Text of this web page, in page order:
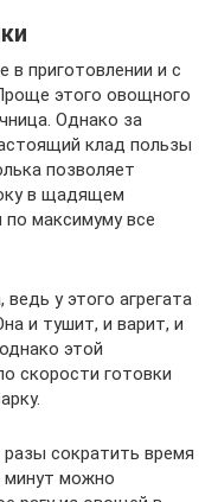
приготовлении и с
этого овощного
Однако за
клад пользы
позволяет
в щадящем
максимуму все
у этого агрегата
и тушит, и варит, и
этой
скорости готовки
сократить время
минут можно